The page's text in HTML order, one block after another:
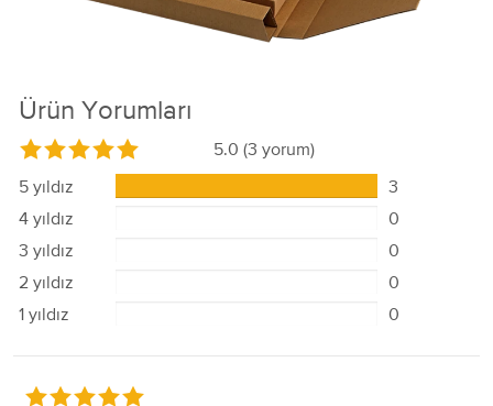
Ürün Yorumları
5.0 (3 yorum)
5 yıldız
3
4 yıldız
0
3 yıldız
0
2 yıldız
0
1 yıldız
0